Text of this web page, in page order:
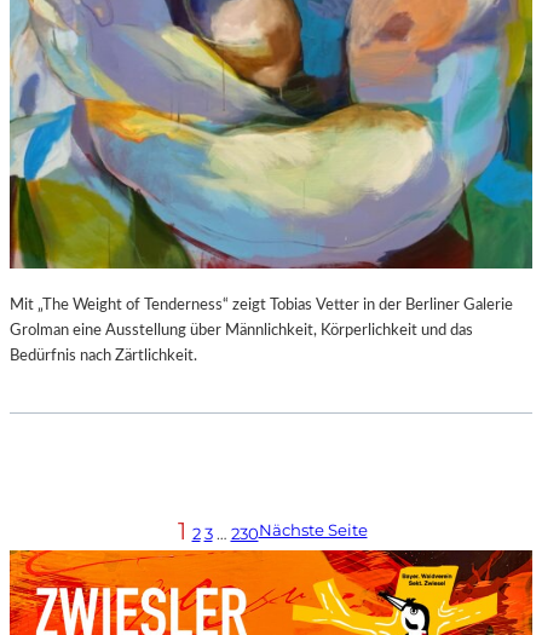
Mit „The Weight of Tenderness“ zeigt Tobias Vetter in der Berliner Galerie
Grolman eine Ausstellung über Männlichkeit, Körperlichkeit und das
Bedürfnis nach Zärtlichkeit.
1 2 3 … 230Nächste Seite